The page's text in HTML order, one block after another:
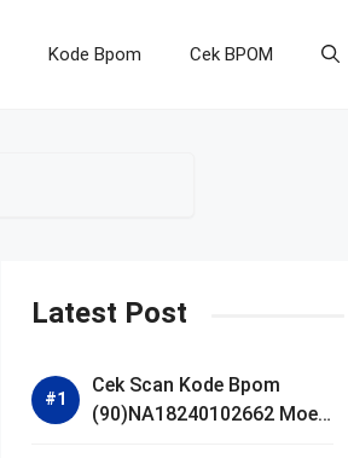
Kode Bpom Cek BPOM
Latest Post
Cek Scan Kode Bpom
(90)NA18240102662 Moell